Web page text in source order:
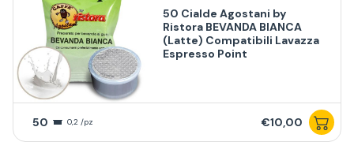
50 Cialde Agostani by
Ristora BEVANDA BIANCA
(Latte) Compatibili Lavazza
Espresso Point
50 0,2 /pz €10,00